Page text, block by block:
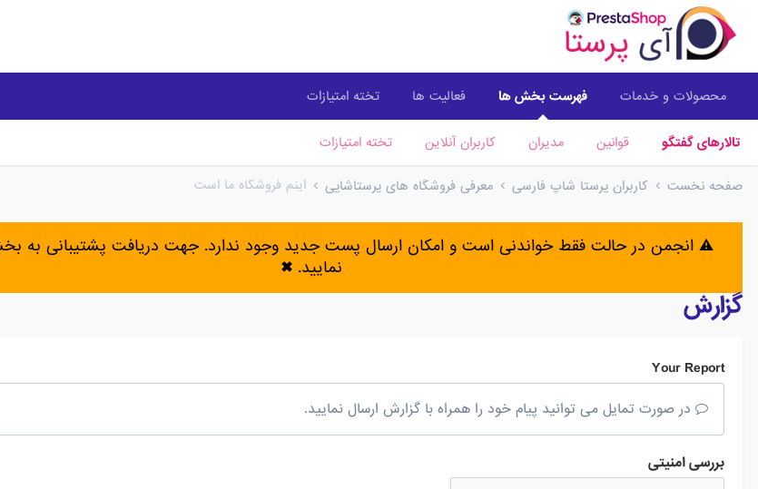
محصولات و خدمات فهرست بخش ها
تالارهای گفتگو قوانین مدیران کاربران آنلاین تخته امتیازات
فعالیت ها تخته امتیازات
صفحه نخست کاربران پرستا شاپ فارسی معرفی فروشگاه های پرستاشاپی اینم فروشگاه ما است
⚠️ انجمن در حالت فقط خواندنی است و امکان ارسال پست جدید وجود ندارد. جهت دریافت پشتیبانی به
نمایید. ✖
گزارش
Your Report
در صورت تمایل می توانید پیام خود را همراه با گزارش ارسال نمایید.
بررسی امنیتی